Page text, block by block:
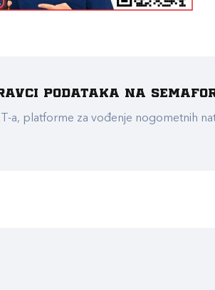
podataka na
a, platforme za vođenje nogometnih